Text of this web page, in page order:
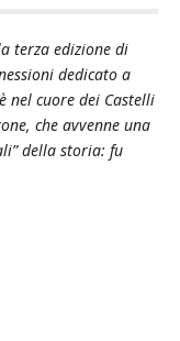
terza edizione di
dedicato a
nel cuore dei Castelli
che avvenne una
della storia: fu